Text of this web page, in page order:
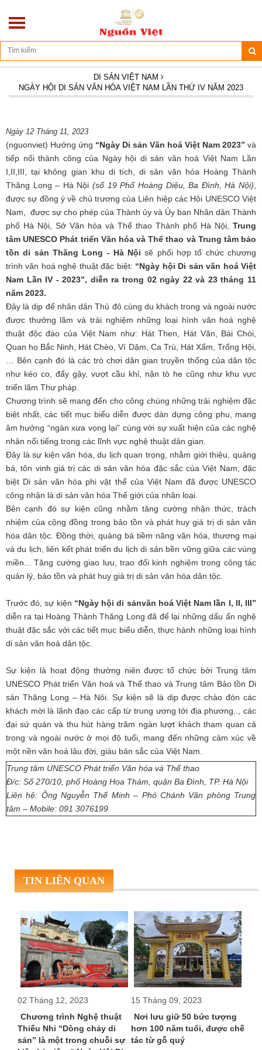
Địa chỉ: Số 270/10D - Hoàng Hoa Thám - Ba Đình - Hà Nội
DI SẢN VIỆT NAM
NGÀY HỘI DI SẢN VĂN HÓA VIỆT NAM LẦN THỨ IV NĂM 2023
Ngày 12 Tháng 11, 2023
(nguonviet) Hưởng ứng “Ngày Di sản Văn hoá Việt Nam 2023” và
tiếp nối thành công của Ngày hội di sản văn hoá Việt Nam Lần
I,II,III, tại không gian khu di tích, di sản văn hóa Hoàng Thành
Thăng Long – Hà Nội(số 19 Phố Hoàng Diệu, Ba Đình, Hà Nội)
được sự đồng ý về chủ trương của Liên hiệp các Hội UNESCO Việt
Nam, được sự cho phép của Thành ủy và Ủy ban Nhân dân Thành
phố Hà Nội, Sở Văn hóa và Thể thao Thành phố Hà Nội, Trung
tâm UNESCO Phát triển Văn hóa và Thể thao và Trung tâm bảo
tồn di sản Thăng Long - Hà Nội sẽ phối hợp tổ chức chương
trình văn hoá nghệ thuật đặc biệt: “Ngày hội Di sản văn hoá Việt
Nam Lần IV - 2023”, diễn ra trong 02 ngày 22 và 23 tháng 11
năm 2023.
Đây là dịp để nhân dân Thủ đô cùng du khách trong và ngoài nước
được thưởng lãm và trải nghiệm những loại hình văn hoá nghệ
thuật độc đáo của Việt Nam như: Hát Then, Hát Văn, Bài Chòi,
Quan họ Bắc Ninh, Hát Chèo, Ví Dặm, Ca Trù, Hát Xẩm, Trống Hội,
… Bên cạnh đó là các trò chơi dân gian truyền thống của dân tộc
như kéo co, đẩy gậy, vượt cầu khỉ, nặn tò he cũng như khu vực
triển lãm Thư pháp.
Chương trình sẽ mang đến cho công chúng những trải nghiệm đặc
biệt nhất, các tiết mục biểu diễn được dàn dựng công phu, mang
âm hưởng “ngàn xưa vọng lại” cùng với sự xuất hiện của các nghệ
nhân nổi tiếng trong các lĩnh vực nghệ thuật dân gian.
Đây là sự kiện văn hóa, du lịch quan trọng, nhằm giới thiệu, quảng
bá, tôn vinh giá trị các di sản văn hóa đặc sắc của Việt Nam, đặc
biệt Di sản văn hóa phi vật thể của Việt Nam đã được UNESCO
công nhận là di sản văn hóa Thế giới của nhân loại.
Bên cạnh đó sự kiện cũng nhằm tăng cường nhận thức, trách
nhiệm của cộng đồng trong bảo tồn và phát huy giá trị di sản văn
hóa dân tộc. Đồng thời, quảng bá tiềm năng văn hóa, thương mại
và du lịch, liên kết phát triển du lịch di sản bền vững giữa các vùng
miền... Tăng cường giao lưu, trao đổi kinh nghiệm trong công tác
quản lý, bảo tồn và phát huy giá trị di sản văn hóa dân tộc.
Trước đó, sự kiện “Ngày hội di sảnvăn hoá Việt Nam lần I, II, III”
diễn ra tại Hoàng Thành Thăng Long đã để lại những dấu ấn nghệ
thuật đặc sắc với các tiết mục biểu diễn, thực hành những loại hình
di sản văn hoá dân tộc.
Sự kiện là hoạt động thường niên được tổ chức bởi Trung tâm
UNESCO Phát triển Văn hoá và Thể thao và Trung tâm Bảo tồn Di
sản Thăng Long – Hà Nôi. Sự kiện sẽ là dịp được chào đón các
khách mời là lãnh đạo các cấp từ trung ương tới địa phương.., các
đại sứ quán và thu hút hàng trăm ngàn lượt khách tham quan cả
trong và ngoài nước ở mọi độ tuổi, mang đến những cảm xúc về
một nền văn hoá lâu đời, giàu bản sắc của Việt Nam.
Trung tâm UNESCO Phát triển Văn hóa và Thể thao
Đ/c: Số 270/10, phố Hoàng Hoa Thám, quận Ba Đình, TP. Hà Nội
Liên hệ: Ông Nguyễn Thế Minh – Phó Chánh Văn phòng Trung
tâm – Mobile: 091 3076199
TIN LIÊN QUAN
02 Tháng 12, 2023
Chương trình Nghệ thuật
Thiếu Nhi “Dòng chảy di
sản” là một trong chuỗi sự
15 Tháng 09, 2023
Nơi lưu giữ 50 bức tượng
hơn 100 năm tuổi, được chế
tác từ gỗ quý